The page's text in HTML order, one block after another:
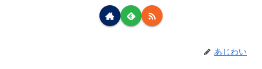
あじわい